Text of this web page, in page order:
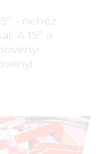
- nehéz
A 15° a